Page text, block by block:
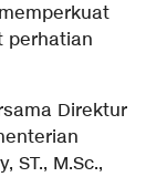
perhatian
Direktur
ST., M.Sc.,